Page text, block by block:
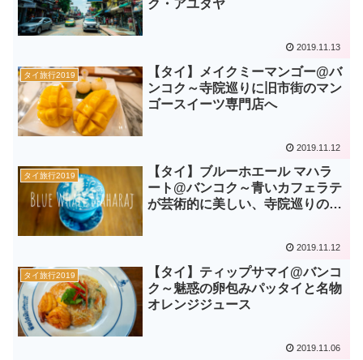
ク・アユタヤ
2019.11.13
タイ旅行2019
【タイ】メイクミーマンゴー@バ
ンコク～寺院巡りに旧市街のマン
ゴースイーツ専門店へ
2019.11.12
タイ旅行2019
【タイ】ブルーホエール マハラ
ート@バンコク～青いカフェラテ
が芸術的に美しい、寺院巡りの休
2019.11.12
タイ旅行2019
【タイ】ティップサマイ@バンコ
ク～魅惑の卵包みパッタイと名物
オレンジジュース
2019.11.06